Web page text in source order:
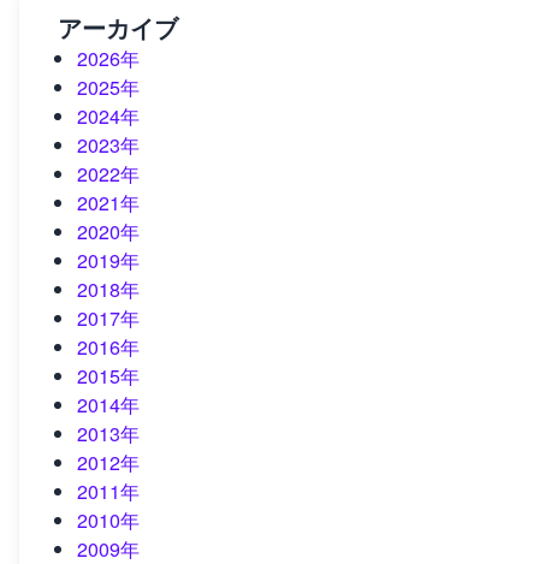
アーカイブ
2026年
2025年
2024年
2023年
2022年
2021年
2020年
2019年
2018年
2017年
2016年
2015年
2014年
2013年
2012年
2011年
2010年
2009年